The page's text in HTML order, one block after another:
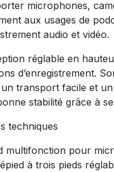
microphones,
aux usages de
audio et vidéo.
réglable en
d’enregistrement.
transport facile et
stabilité grâce à
techniques
multifonction pour
à trois pieds